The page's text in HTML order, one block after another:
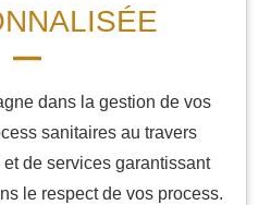
dans la gestion de vos
sanitaires au travers
et de services garantissant
le respect de vos process.